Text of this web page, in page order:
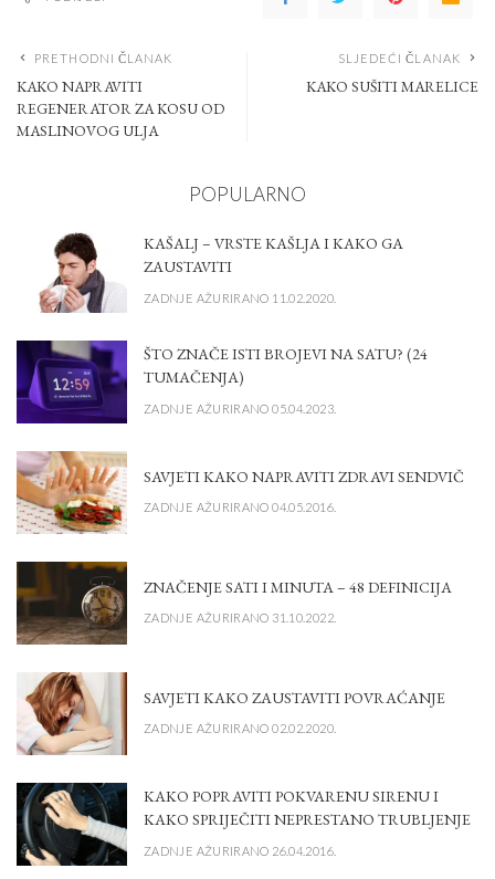
PRETHODNI ČLANAK
KAKO NAPRAVITI
REGENERATOR ZA KOSU OD
MASLINOVOG ULJA
SLJEDEĆI ČLANAK
KAKO SUŠITI MARELICE
POPULARNO
KAŠALJ – VRSTE KAŠLJA I KAKO GA
ZAUSTAVITI
ZADNJE AŽURIRANO 11.02.2020.
ŠTO ZNAČE ISTI BROJEVI NA SATU? (24
TUMAČENJA)
ZADNJE AŽURIRANO 05.04.2023.
SAVJETI KAKO NAPRAVITI ZDRAVI SENDVIČ
ZADNJE AŽURIRANO 04.05.2016.
ZNAČENJE SATI I MINUTA – 48 DEFINICIJA
ZADNJE AŽURIRANO 31.10.2022.
SAVJETI KAKO ZAUSTAVITI POVRAĆANJE
ZADNJE AŽURIRANO 02.02.2020.
KAKO POPRAVITI POKVARENU SIRENU I
KAKO SPRIJEČITI NEPRESTANO TRUBLJENJE
ZADNJE AŽURIRANO 26.04.2016.